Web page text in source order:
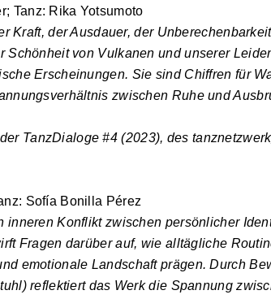
Tanz: Rika Yotsumoto
Kraft, der Ausdauer, der
Schönheit von Vulkanen und unserer
Erscheinungen. Sie sind Chiffren für
zwischen Ruhe und
TanzDialoge #4 (2023), des
Sofía Bonilla Pérez
inneren Konflikt zwischen persönlicher
Fragen darüber auf, wie alltägliche
emotionale Landschaft prägen. Durch
reflektiert das Werk die Spannung